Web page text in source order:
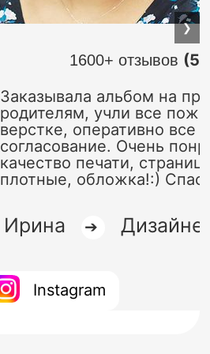
1600+ отзывов
Заказывала альбом на
родителям, учли все
верстке, оперативно все
согласование. Очень
качество печати,
плотные, обложка!:)
Ирина ➔
Instagram
❯